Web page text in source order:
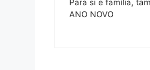
Para si e família,
ANO NOVO